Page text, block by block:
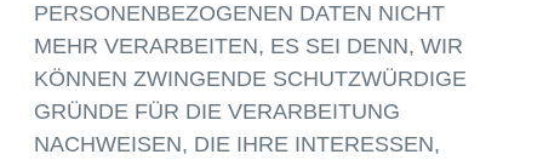
PERSONENBEZOGENEN DATEN NICHT
MEHR VERARBEITEN, ES SEI DENN, WIR
KÖNNEN ZWINGENDE SCHUTZWÜRDIGE
GRÜNDE FÜR DIE VERARBEITUNG
NACHWEISEN, DIE IHRE INTERESSEN,